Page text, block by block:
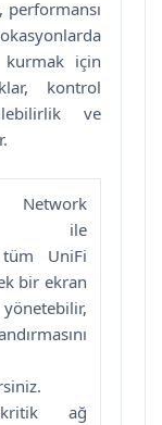
kurmak için
kontrol
ve
ile
tüm UniFi
bir ekran
ağ